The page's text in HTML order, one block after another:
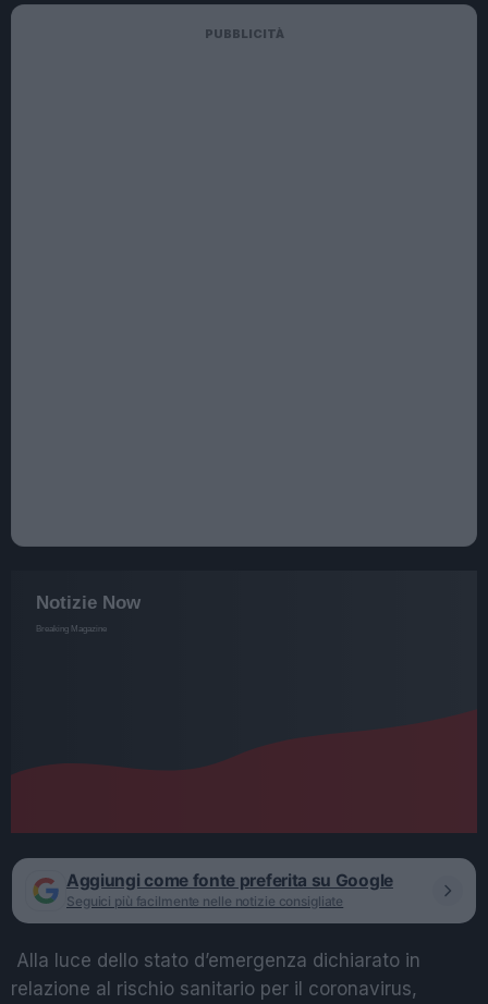
PUBBLICITÀ
Aggiungi come fonte preferita su Google
Seguici più facilmente nelle notizie consigliate
Alla luce dello stato d’emergenza dichiarato in
relazione al rischio sanitario per il coronavirus,